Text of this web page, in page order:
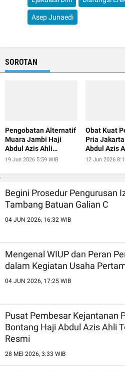
Asep Junaedi
SOROTAN
Pengobatan Alternatif
Muara Jambi Haji
Abdul Azis Ahli
Pembesar Alat Vital
19 Jun 2026 5:59 WIB
Obat Kuat
Pria
Abdul Azis
Ejakulasi
12 Jun 2026
Begini Prosedur Pengurusan
Tambang Batuan Galian C
04 JUN 2026, 16:32 WIB
Mengenal WIUP dan Peran
dalam Kegiatan Usaha
04 JUN 2026, 17:25 WIB
Pusat Pembesar Kejantanan
Bontang Haji Abdul Azis Ahli
Resmi
28 MEI 2026, 3:33 WIB